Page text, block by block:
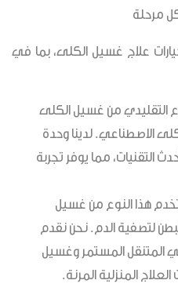
مرحلة
علاج غسيل الكلى، بما في
التقليدي من غسيل الكلى
الاصطناعي. لدينا وحدة
التقنيات، مما يوفر تجربة
هذا النوع من غسيل
لتصفية الدم. نحن نقدم
المتنقل المستمر وغسيل
العلاج المنزلية المرنة.